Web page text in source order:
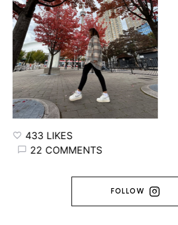
433 LIKES
22 COMMENTS
FOLLOW